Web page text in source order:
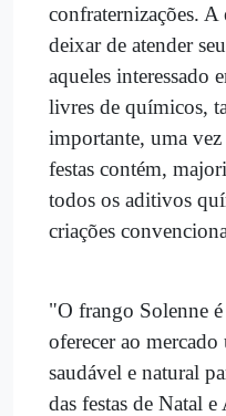
confraternizações. A
deixar de atender
aqueles interessado
livres de químicos,
importante, uma vez
festas contém,
todos os aditivos
criações
"O frango Solenne
oferecer ao
saudável e natural
das festas de Natal